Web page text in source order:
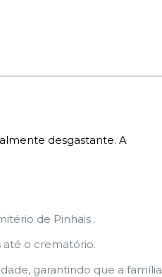
desgastante. A
de Pinhais .
até o crematório.
garantindo que a família